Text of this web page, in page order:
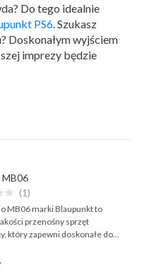
Do tego idealnie
PS6 . Szukasz
Doskonałym wyjściem
imprezy będzie
(1)
MB06 marki Blaupunkt to
przenośny sprzęt
który zapewni doskonałe do…